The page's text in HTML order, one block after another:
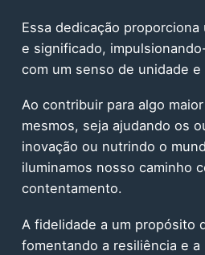
Essa dedicação
e significado,
com um senso de unidade
Ao contribuir para algo
mesmos, seja ajudando os
inovação ou nutrindo o
iluminamos nosso caminho
contentamento.
A fidelidade a um propósito
fomentando a resiliência e